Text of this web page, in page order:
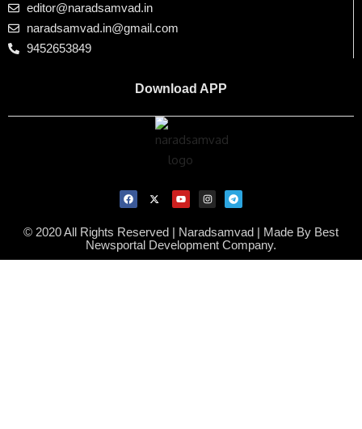
editor@naradsamvad.in
naradsamvad.in@gmail.com
9452653849
Download APP
© 2020 All Rights Reserved | Naradsamvad | Made By Best
Newsportal Development Company.